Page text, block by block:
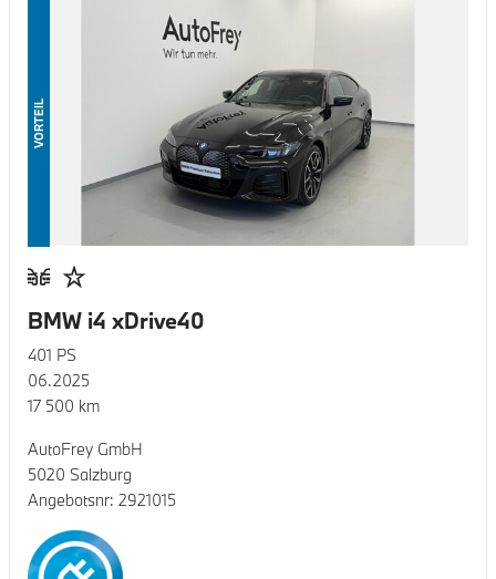
VORTEIL
BMW i4 xDrive40
401 PS
06.2025
17 500 km
AutoFrey GmbH
5020 Salzburg
Angebotsnr: 2921015